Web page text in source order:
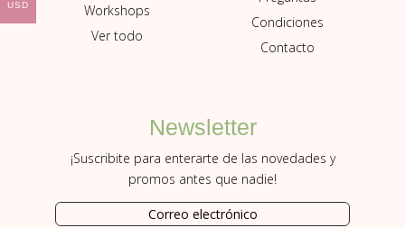
Workshops
Ver todo
Condiciones
Contacto
Newsletter
¡Suscribite para enterarte de las novedades y
promos antes que nadie!
USD